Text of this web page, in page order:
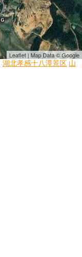
Leaflet | Map Data © Google
湖北孝感十八潭景区 山